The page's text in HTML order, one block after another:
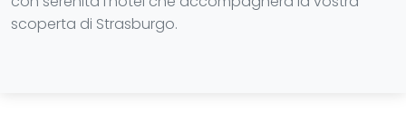
scoperta di Strasburgo.